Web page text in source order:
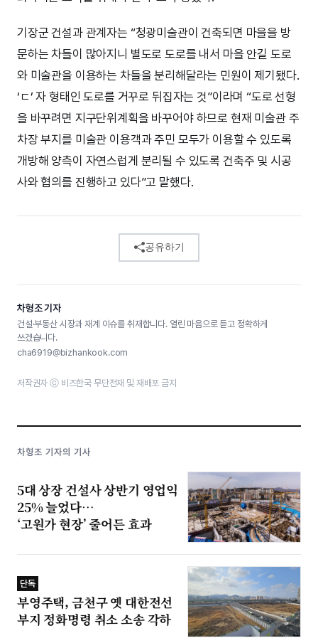
기장군 건설과 관계자는 “청광미술관이 건축되면 마을을 방
문하는 차들이 많아지니 별도로 도로를 내서 마을 안길 도로
와 미술관을 이용하는 차들을 분리해달라는 민원이 제기됐다.
‘ㄷ’ 자 형태인 도로를 거꾸로 뒤집자는 것”이라며 “도로 선형
을 바꾸려면 지구단위계획을 바꾸어야 하므로 현재 미술관 주
차장 부지를 미술관 이용객과 주민 모두가 이용할 수 있도록
개방해 양측이 자연스럽게 분리될 수 있도록 건축주 및 시공
사와 협의를 진행하고 있다”고 말했다.
공유하기
차형조 기자
건설·부동산 시장과 재계 이슈를 취재합니다. 열린 마음으로 듣고 정확하게
쓰겠습니다.
cha6919@bizhankook.com
저작권자 ⓒ 비즈한국 무단전재 및 재배포 금지
차형조 기자의 기사
5대 상장 건설사 상반기 영업익
25% 늘었다…
‘고원가 현장’ 줄어든 효과
단독
부영주택, 금천구 옛 대한전선
부지 정화명령 취소 소송 각하